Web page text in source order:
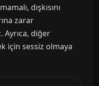
dışkısını
zarar
Ayrıca, diğer
için sessiz olmaya